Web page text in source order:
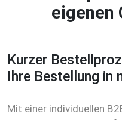
eigenen
Kurzer
Ihre Bestellung in
Mit einer individuellen